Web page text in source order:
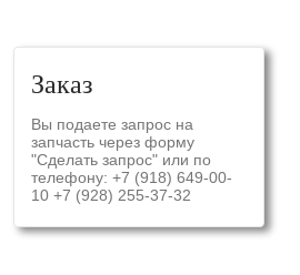
Заказ
Вы подаете запрос на
запчасть через форму
"Сделать запрос" или по
телефону: +7 (918) 649-00-
10 +7 (928) 255-37-32